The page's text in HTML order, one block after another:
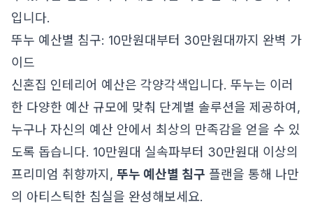
입니다.
뚜누 예산별 침구: 10만원대부터 30만원대까지 완벽 가
이드
신혼집 인테리어 예산은 각양각색입니다. 뚜누는 이러
한 다양한 예산 규모에 맞춰 단계별 솔루션을 제공하여,
누구나 자신의 예산 안에서 최상의 만족감을 얻을 수 있
도록 돕습니다. 10만원대 실속파부터 30만원대 이상의
프리미엄 취향까지, 뚜누 예산별 침구 플랜을 통해 나만
의 아티스틱한 침실을 완성해보세요.